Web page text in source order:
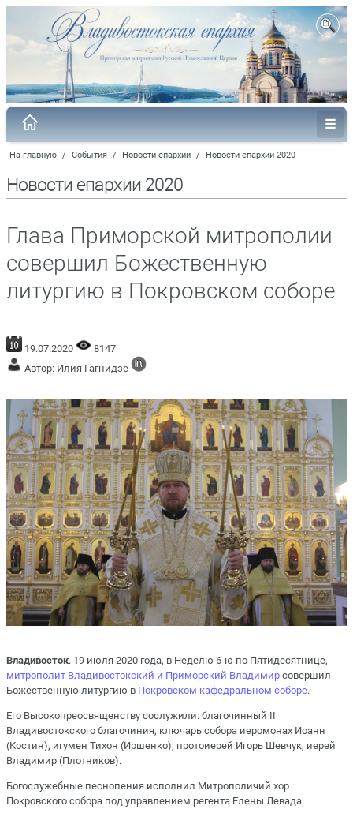
На главную / События / Новости епархии / Новости епархии 2020
Новости епархии 2020
Глава Приморской митрополии
совершил Божественную
литургию в Покровском соборе
19.07.2020
8147
Автор: Илия Гагнидзе
Владивосток. 19 июля 2020 года, в Неделю 6-ю по Пятидесятнице,
митрополит Владивостокский и Приморский Владимир совершил
Божественную литургию в Покровском кафедральном соборе.
Его Высокопреосвященству сослужили: благочинный II
Владивостокского благочиния, ключарь собора иеромонах Иоанн
(Костин), игумен Тихон (Иршенко), протоиерей Игорь Шевчук, иерей
Владимир (Плотников).
Богослужебные песнопения исполнил Митрополичий хор
Покровского собора под управлением регента Елены Левада.